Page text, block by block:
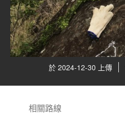
於 2024-12-30 上傳
相關路線